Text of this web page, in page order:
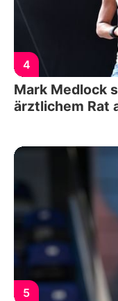
4
Mark Medlock
ärztlichem Rat
5